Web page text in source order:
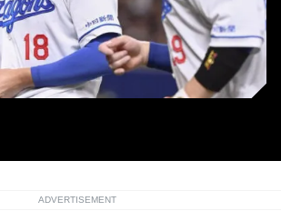
ADVERTISEMENT